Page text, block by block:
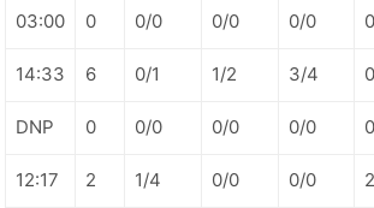
03:00 0 0/0 0/0 0/0 0
14:33 6 0/1 1/2 3/4 0
DNP 0 0/0 0/0 0/0 0
12:17 2 1/4 0/0 0/0 2